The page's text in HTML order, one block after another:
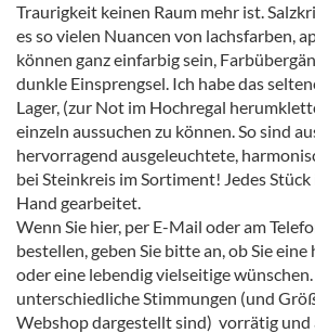
Traurigkeit keinen Raum mehr ist.
es so vielen Nuancen von lachsfarben,
können ganz einfarbig sein,
dunkle Einsprengsel. Ich habe das
Lager, (zur Not im Hochregal
einzeln aussuchen zu können. So sind
hervorragend ausgeleuchtete,
bei Steinkreis im Sortiment! Jedes
Hand gearbeitet.
Wenn Sie hier, per E-Mail oder am
bestellen, geben Sie bitte an, ob Sie
oder eine lebendig vielseitige
unterschiedliche Stimmungen (und
Webshop dargestellt sind) vorrätig und